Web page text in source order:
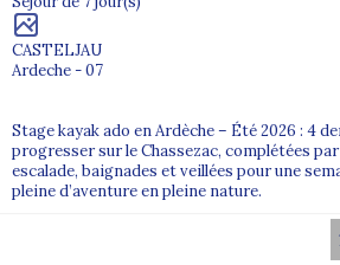
CASTELJAU
Ardeche - 07
Stage kayak ado en Ardèche – Été 2026 : 4
progresser sur le Chassezac, complétées
escalade, baignades et veillées pour une
pleine d’aventure en pleine nature.